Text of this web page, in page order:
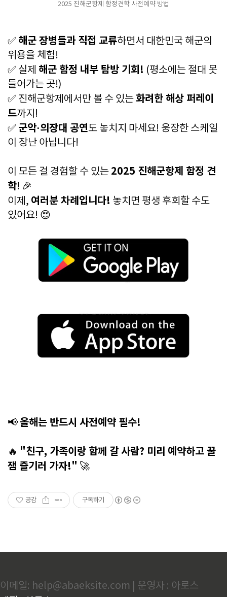
2025 진해군항제 함정견학 사전예약 방법
✅ 해군 장병들과 직접 교류하면서 대한민국 해군의
위용을 체험!
✅ 실제 해군 함정 내부 탐방 기회! (평소에는 절대 못
들어가는 곳!)
✅ 진해군항제에서만 볼 수 있는화려한 해상 퍼레이
드까지!
✅ 군악·의장대 공연도 놓치지 마세요! 웅장한 스케일
이 장난 아닙니다!
이 모든 걸 경험할 수 있는 2025 진해군항제 함정 견
학! 🎉
이제, 여러분 차례입니다! 놓치면 평생 후회할 수도
있어요! 😍
📢 올해는 반드시 사전예약 필수!
🔥 "친구, 가족이랑 함께 갈 사람? 미리 예약하고 꿀
잼 즐기러 가자!" 🚀
공감 구독하기
이메일: help@abaeksite.com | 운영자 : 아로스